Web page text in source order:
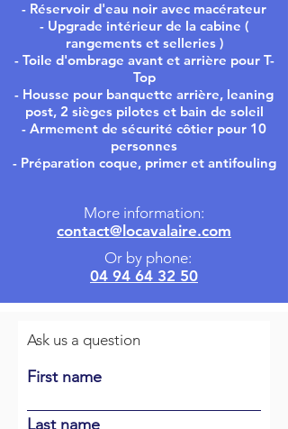
- Réservoir d'eau noir avec macérateur
- Upgrade intérieur de la cabine (
rangements et selleries )
- Toile d'ombrage avant et arrière pour T-
Top
- Housse pour banquette arrière, leaning
post, 2 sièges pilotes et bain de soleil
- Armement de sécurité côtier pour 10
personnes
- Préparation coque, primer et antifouling
More information:
contact@locavalaire.com
Or by phone:
04 94 64 32 50
Ask us a question
First name
Last name